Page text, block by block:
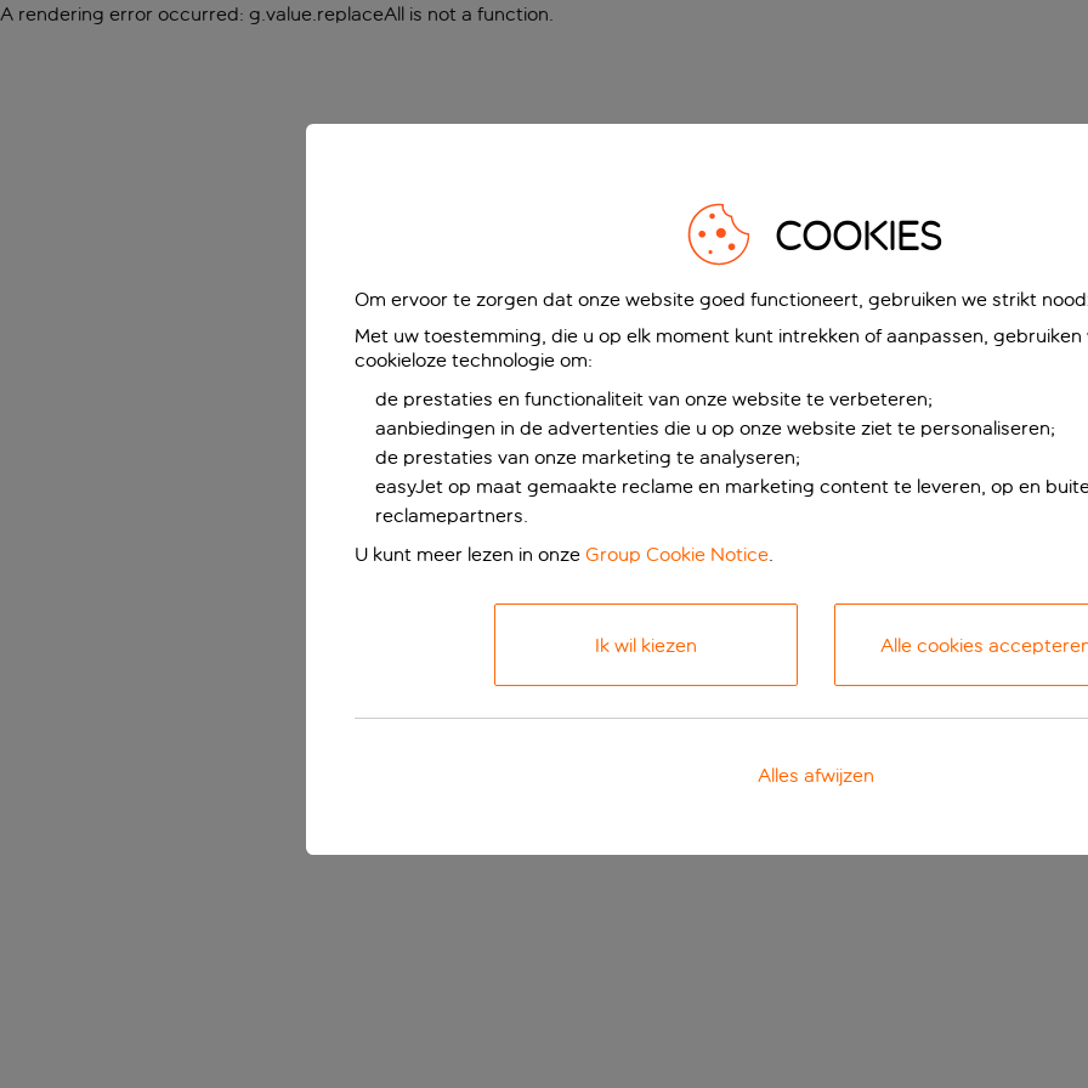
A rendering error occurred: g.value.replaceAll is not a function.
COOKIES
Om ervoor te zorgen dat onze website goed functioneert, gebruiken we strikt
Met uw toestemming, die u op elk moment kunt intrekken of aanpassen, gebruiken
cookieloze technologie om:
de prestaties en functionaliteit van onze website te verbeteren;
aanbiedingen in de advertenties die u op onze website ziet te personaliseren;
de prestaties van onze marketing te analyseren;
easyJet op maat gemaakte reclame en marketing content te leveren, op en
reclamepartners.
U kunt meer lezen in onze Group Cookie Notice.
Ik wil kiezen Alle cookies
Alles afwijzen